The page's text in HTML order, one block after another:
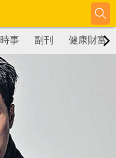
時事 副刊 健康財富